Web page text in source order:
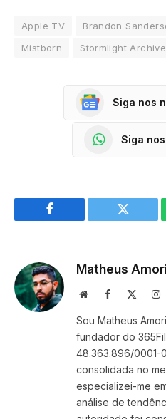
Apple TV Brandon
Mistborn
Stormlight Archive
Siga nos
Siga
Facebook Twitter
Matheus
WebsiteFacebook
Sou Matheus
fundador do
48.363.896/0001-
consolidada no
especializei-me
análise de